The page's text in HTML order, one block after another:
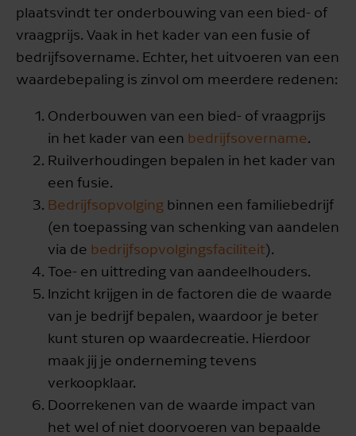
plaatsvindt ter onderbouwing van een bied- of
vraagprijs. Vaak in het kader van een fusie of
bedrijfsovername. Echter, het uitvoeren van een
waardebepaling is zinvol om meerdere redenen:
Onderbouwen van een bied- of vraagprijs
in het kader van een bedrijfsovername.
Ruilverhoudingen bepalen in het kader van
een fusie.
Bedrijfsopvolging binnen een familiebedrijf
(en toepassing van schenking van aandelen
via de bedrijfsopvolgingsfaciliteit).
Toe- en uittreding van aandeelhouders.
Inzicht krijgen in de factoren die de waarde
van je bedrijf bepalen, waardoor je beter
kunt sturen op waardecreatie. Hierdoor
maak jij je onderneming tevens
verkoopklaar.
Doorrekenen van de waarde impact van
het wel of niet doorvoeren van bepaalde